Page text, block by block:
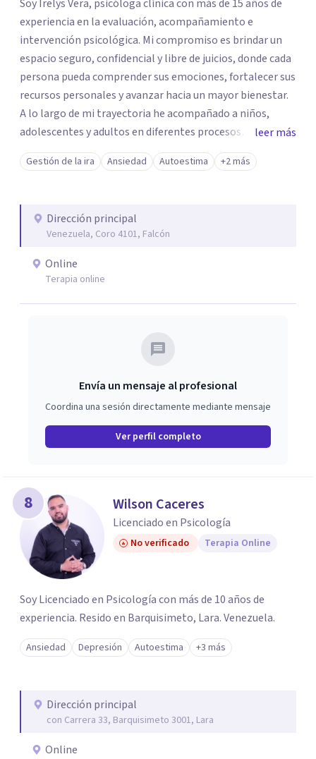
Soy Irelys Vera, psicóloga clínica con más de 15 años de
experiencia en la evaluación, acompañamiento e
intervención psicológica. Mi compromiso es brindar un
espacio seguro, confidencial y libre de juicios, donde cada
persona pueda comprender sus emociones, fortalecer sus
recursos personales y avanzar hacia un mayor bienestar.
A lo largo de mi trayectoria he acompañado a niños,
adolescentes y adultos en diferentes procesos
emocionales. Actualmente realizo consultas
psicológicas en modalidad online, ofreciendo un servicio
necesidades de cada paciente.
leer más
Gestión de la ira Ansiedad Autoestima +2 más
Dirección principal
Venezuela, Coro 4101, Falcón
Online
Terapia online
Envía un mensaje al profesional
Coordina una sesión directamente mediante mensaje
Ver perfil completo
8 Wilson Caceres
Licenciado en Psicología
No verificado Terapia Online
Soy Licenciado en Psicología con más de 10 años de
experiencia. Resido en Barquisimeto, Lara. Venezuela.
Ansiedad Depresión Autoestima +3 más
Dirección principal
con Carrera 33, Barquisimeto 3001, Lara
Online